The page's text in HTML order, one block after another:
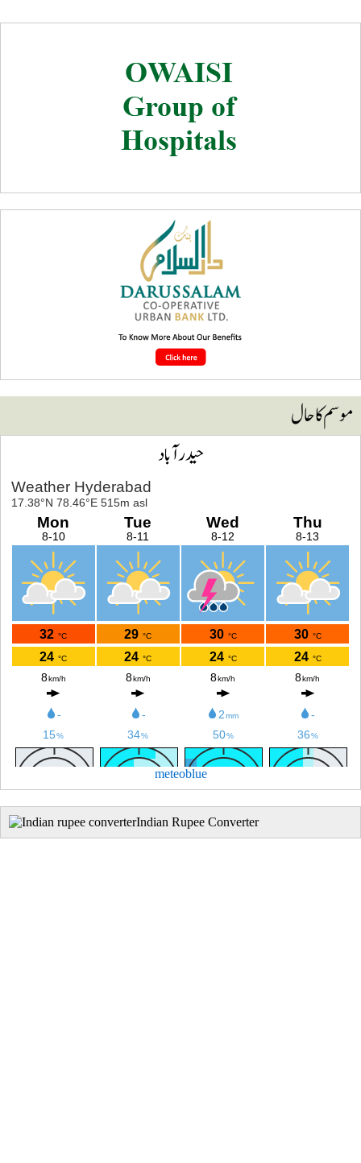
کا حال
حیدرآباد
meteoblue
Indian Rupee Converter